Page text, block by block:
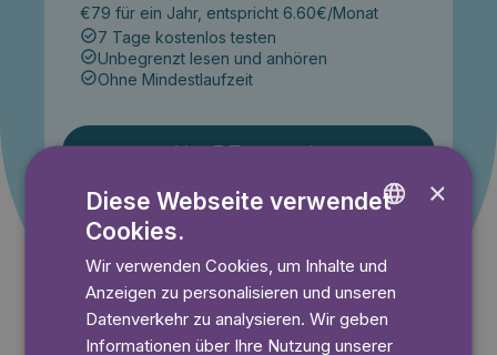
€79 für ein Jahr, entspricht 6.60€/Monat
7 Tage kostenlos testen
Unbegrenzt lesen und anhören
Ohne Mindestlaufzeit
Lies 7 Tage gratis
Angebot gültig bis einschließlich 14.09.2026. Nur für
Neukunden.
GERMAN
×
Diese Webseite verwendet
Cookies.
Wir verwenden Cookies, um Inhalte und
Anzeigen zu personalisieren und unseren
Datenverkehr zu analysieren. Wir geben
Informationen über Ihre Nutzung unserer